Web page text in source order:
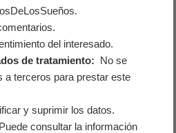
del interesado.
de tratamiento: No se
a terceros para prestar este
y suprimir los datos.
Puede consultar la información